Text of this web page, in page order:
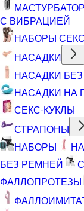
С ВИБРАЦИЕЙ
НАБОРЫ
НАСАДКИ
НАСАДКИ
НАСАДКИ НА
СЕКС-КУКЛЫ
СТРАПОНЫ
НАБОРЫ
БЕЗ РЕМНЕЙ
ФАЛЛОПРОТЕЗЫ